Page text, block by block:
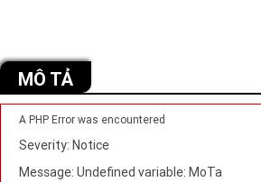
MÔ TẢ
A PHP Error was encountered
Severity: Notice
Message: Undefined variable: MoTa